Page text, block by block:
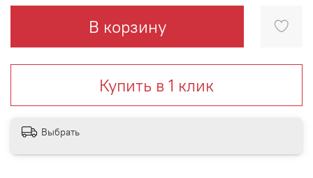
В корзину
Купить в 1 клик
Выбрать